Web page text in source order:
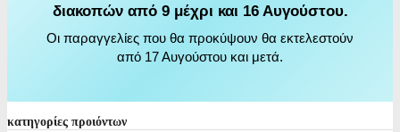
διακοπών από 9 μέχρι και 16 Αυγούστου.
Οι παραγγελίες που θα προκύψουν θα εκτελεστούν
από 17 Αυγούστου και μετά.
κατηγορίες προιόντων